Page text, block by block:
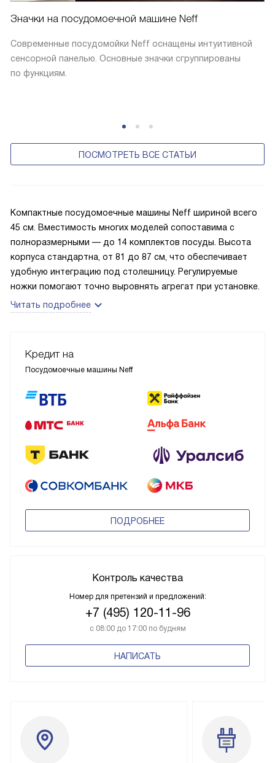
Значки на посудомоечной машине Neff
Современные посудомойки Neff оснащены интуитивной
сенсорной панелью. Основные значки сгруппированы
по функциям.
ПОСМОТРЕТЬ ВСЕ СТАТЬИ
Компактные посудомоечные машины Neff шириной всего
45 см. Вместимость многих моделей сопоставима с
полноразмерными — до 14 комплектов посуды. Высота
корпуса стандартна, от 81 до 87 см, что обеспечивает
удобную интеграцию под столешницу. Регулируемые
ножки помогают точно выровнять агрегат при установке.
Читать подробнее
Кредит на
Посудомоечные машины Neff
ПОДРОБНЕЕ
Контроль качества
Номер для претензий и предложений:
+7 (495) 120-11-96
с 08:00 до 17:00 по будням
НАПИСАТЬ